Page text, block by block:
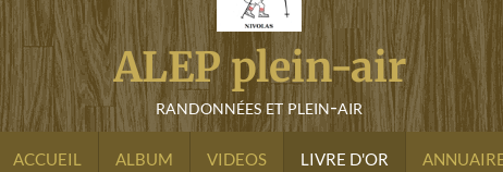
ALEP plein-air
randonnées et plein-air
ACCUEIL ALBUM VIDEOS LIVRE D'OR